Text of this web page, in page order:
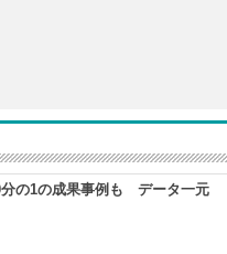
分の1の成果事例も データ一元